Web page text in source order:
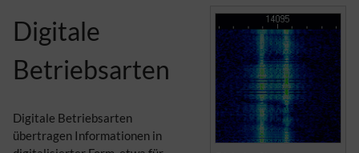
Digitale
Betriebsarten
Digitale Betriebsarten
übertragen Informationen in